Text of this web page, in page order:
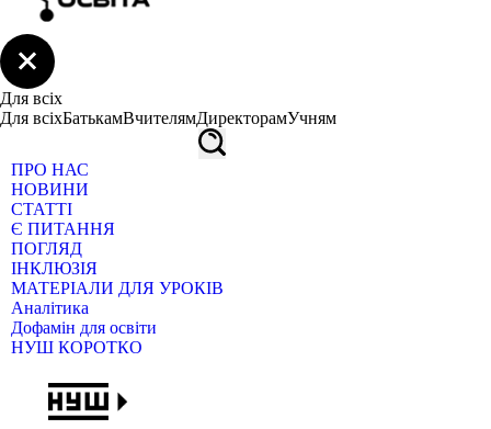
Для всіх
Для всіхБатькамВчителямДиректорамУчням
ПРО НАС
НОВИНИ
СТАТТІ
Є ПИТАННЯ
ПОГЛЯД
ІНКЛЮЗІЯ
МАТЕРІАЛИ ДЛЯ УРОКІВ
Аналітика
Дофамін для освіти
НУШ КОРОТКО